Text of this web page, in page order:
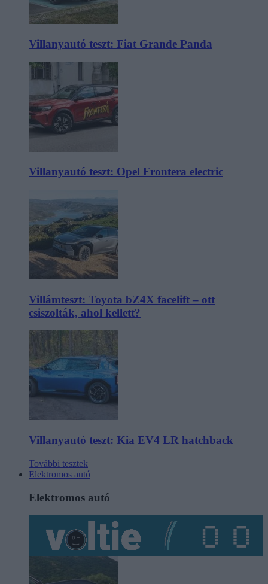
Villanyautó teszt: Fiat Grande Panda
Villanyautó teszt: Opel Frontera electric
Villámteszt: Toyota bZ4X facelift – ott
csiszolták, ahol kellett?
Villanyautó teszt: Kia EV4 LR hatchback
További tesztek
Elektromos autó
Elektromos autó